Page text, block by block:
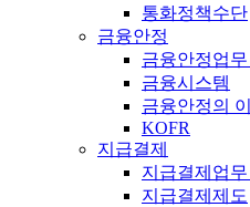
통화정책수단
금융안정
금융안정업무
금융시스템
금융안정의
KOFR
지급결제
지급결제업무
지급결제제도